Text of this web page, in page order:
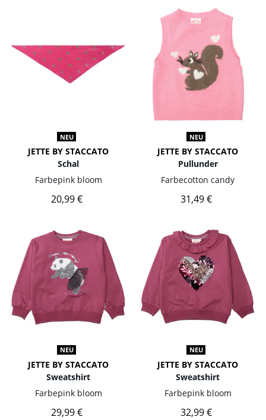
NEU
JETTE BY STACCATO
Schal
Farbepink bloom
20,99 €
NEU
JETTE BY STACCATO
Pullunder
Farbecotton candy
31,49 €
NEU
JETTE BY STACCATO
Sweatshirt
Farbepink bloom
29,99 €
NEU
JETTE BY STACCATO
Sweatshirt
Farbepink bloom
32,99 €